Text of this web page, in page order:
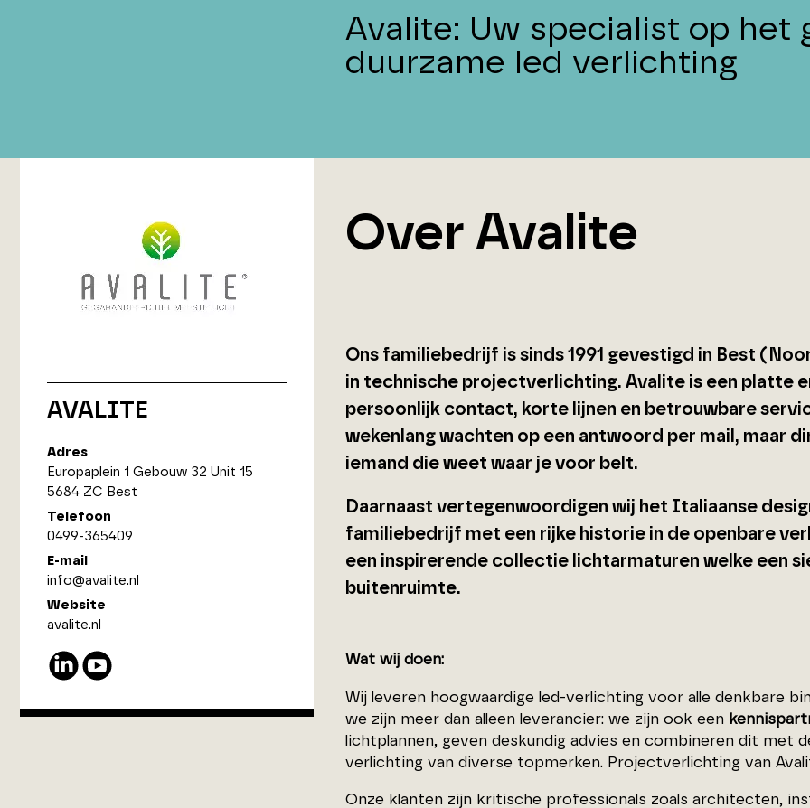
Avalite: Uw specialist op het
duurzame led verlichting
AVALITE
Adres
Europaplein 1 Gebouw 32 Unit 15
5684 ZC Best
Telefoon
0499-365409
E-mail
info@avalite.nl
Website
avalite.nl
Over Avalite
Ons familiebedrijf is sinds 1991 gevestigd in Best
in technische projectverlichting. Avalite is een platte
persoonlijk contact, korte lijnen en betrouwbare
wekenlang wachten op een antwoord per mail, maar
iemand die weet waar je voor belt.
Daarnaast vertegenwoordigen wij het Italiaanse
familiebedrijf met een rijke historie in de openbare
een inspirerende collectie lichtarmaturen welke een
buitenruimte.
Wat wij doen:
Wij leveren hoogwaardige led-verlichting voor alle denkbare
we zijn meer dan alleen leverancier: we zijn ook een
lichtplannen, geven deskundig advies en combineren dit met
verlichting van diverse topmerken. Projectverlichting van
Onze klanten zijn kritische professionals zoals architecten,